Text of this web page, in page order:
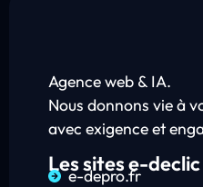
Agence web & IA.
Nous donnons vie à
avec exigence et
Les sites e-declic
e-depro.fr